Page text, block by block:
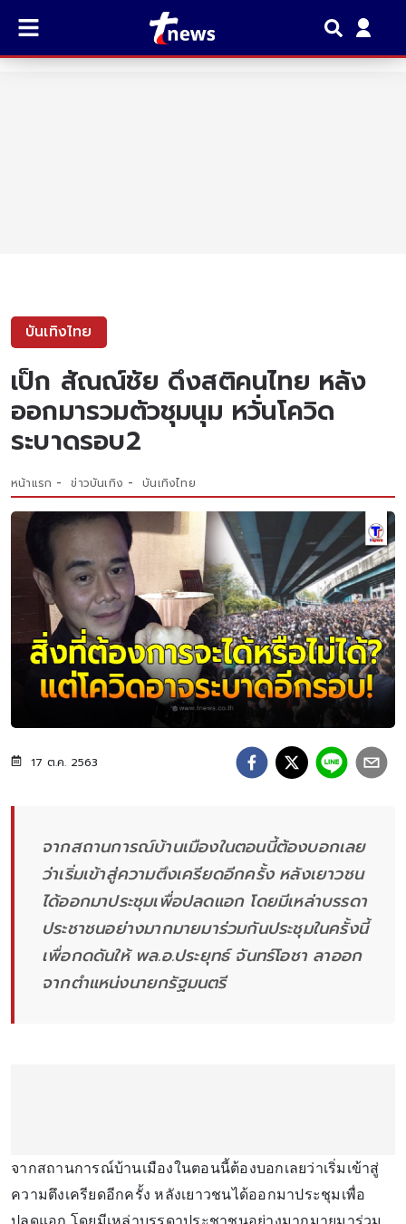
บันเทิงไทย
เป็ก สัณณ์ชัย ดึงสติคนไทย หลัง
ออกมารวมตัวชุมนุม หวั่นโควิด
ระบาดรอบ2
หน้าแรก ข่าวบันเทิง บันเทิงไทย
17 ต.ค. 2563
จากสถานการณ์บ้านเมืองในตอนนี้ต้องบอกเลย
ว่าเริ่มเข้าสู่ความตึงเครียดอีกครั้ง หลังเยาวชน
ได้ออกมาประชุมเพื่อปลดแอก โดยมีเหล่าบรรดา
ประชาชนอย่างมากมายมาร่วมกันประชุมในครั้งนี้
เพื่อกดดันให้ พล.อ.ประยุทธ์ จันทร์โอชา ลาออก
จากตำแหน่งนายกรัฐมนตรี
จากสถานการณ์บ้านเมืองในตอนนี้ต้องบอกเลยว่าเริ่มเข้าสู่
ความตึงเครียดอีกครั้ง หลังเยาวชนได้ออกมาประชุมเพื่อ
ปลดแอก โดยมีเหล่าบรรดาประชาชนอย่างมากมายมาร่วม